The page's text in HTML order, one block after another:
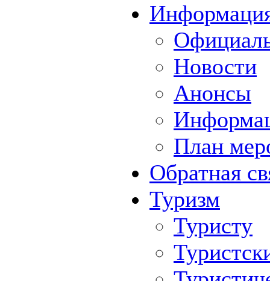
Новости
Анонсы
План
Обратная
Туризм
Туристу